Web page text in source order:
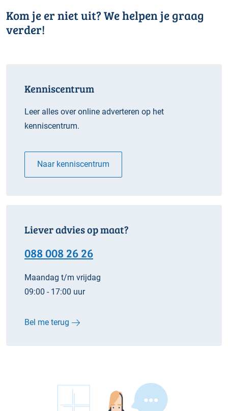
Kom je er niet uit? We helpen je graag
verder!
Kenniscentrum
Leer alles over online adverteren op het
kenniscentrum.
Naar kenniscentrum
Liever advies op maat?
088 008 26 26
Maandag t/m vrijdag
09:00 - 17:00 uur
Bel me terug